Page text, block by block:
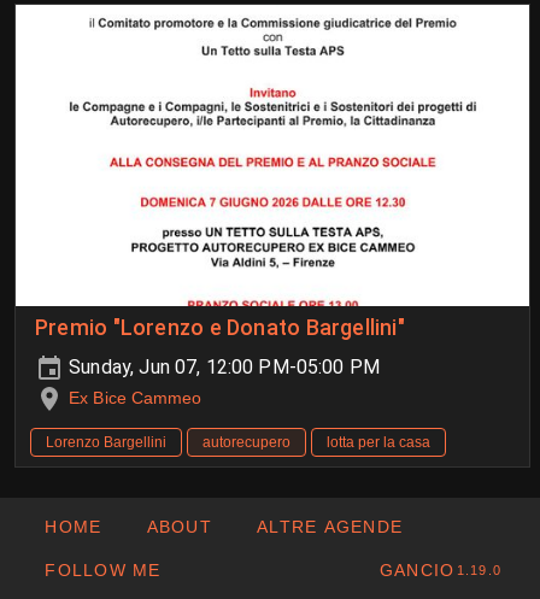
Premio "Lorenzo e Donato Bargellini"
Sunday, Jun 07, 12:00 PM-05:00 PM
Ex Bice Cammeo
Lorenzo Bargellini autorecupero lotta per la casa
HOME ABOUT ALTRE AGENDE
FOLLOW ME GANCIO 1.19.0